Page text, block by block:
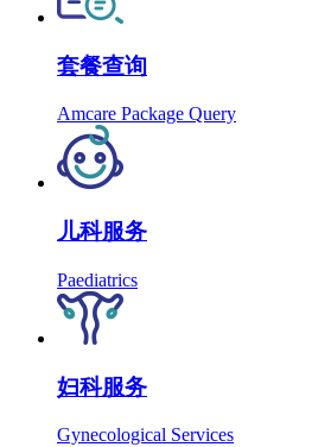
套餐查询
Amcare Package Query
儿科服务
Paediatrics
妇科服务
Gynecological Services